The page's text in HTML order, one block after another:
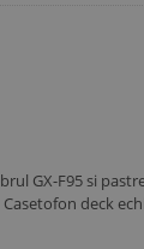
GX-F95 si
cu